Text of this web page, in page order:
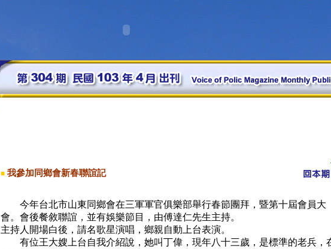
■ 我參加同鄉會新春聯誼記
今年台北市山東同鄉會在三軍軍官俱樂部舉行春節團拜，暨第十屆會員大
會。會後餐敘聯誼，並有娛樂節目，由傅達仁先生主持。
主持人開場白後，請名歌星演唱，鄉親自動上台表演。
有位王大嫂上台自我介紹說，她叫丁偉，現年八十三歲，是標準的老兵，